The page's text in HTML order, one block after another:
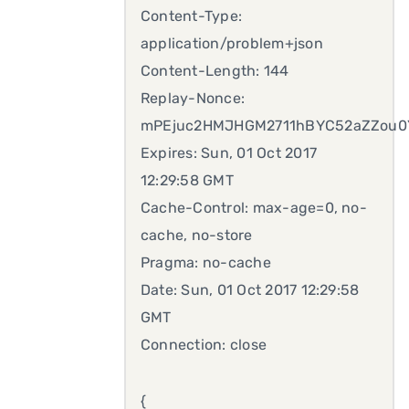
Content-Type:
application/problem+json
Content-Length: 144
Replay-Nonce:
Expires: Sun, 01 Oct 2017
12:29:58 GMT
Cache-Control: max-age=0, no-
cache, no-store
Pragma: no-cache
Date: Sun, 01 Oct 2017 12:29:58
GMT
Connection: close
{